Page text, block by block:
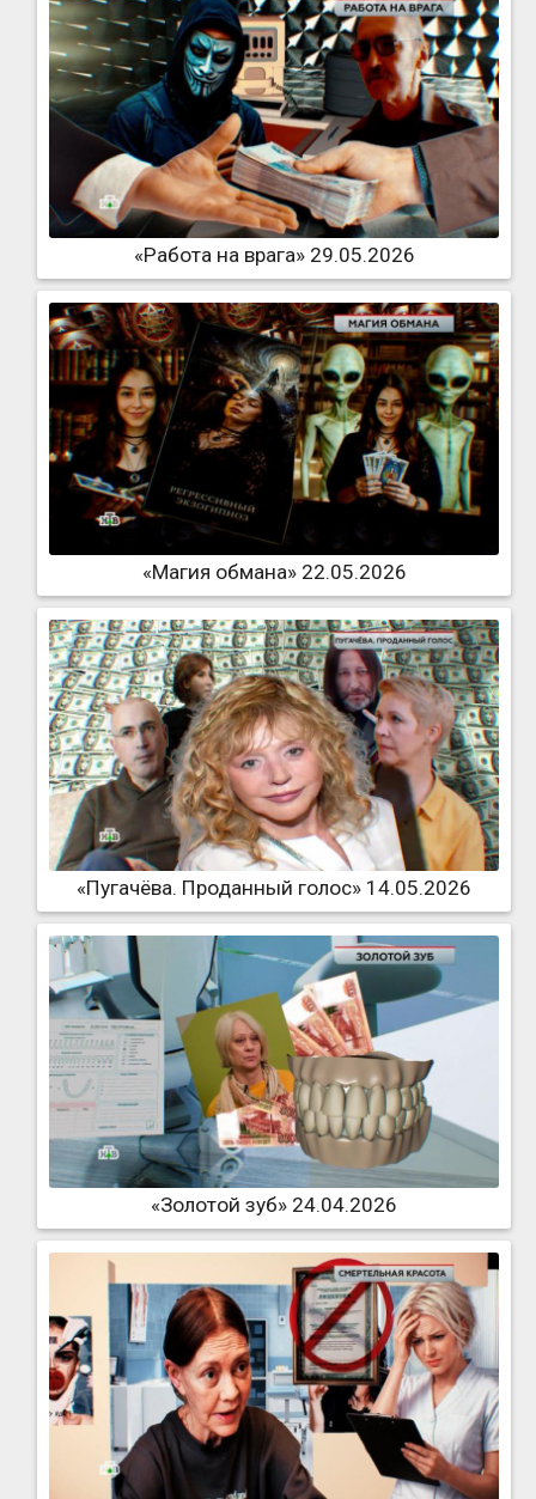
«Работа на врага» 29.05.2026
«Магия обмана» 22.05.2026
«Пугачёва. Проданный голос» 14.05.2026
«Золотой зуб» 24.04.2026